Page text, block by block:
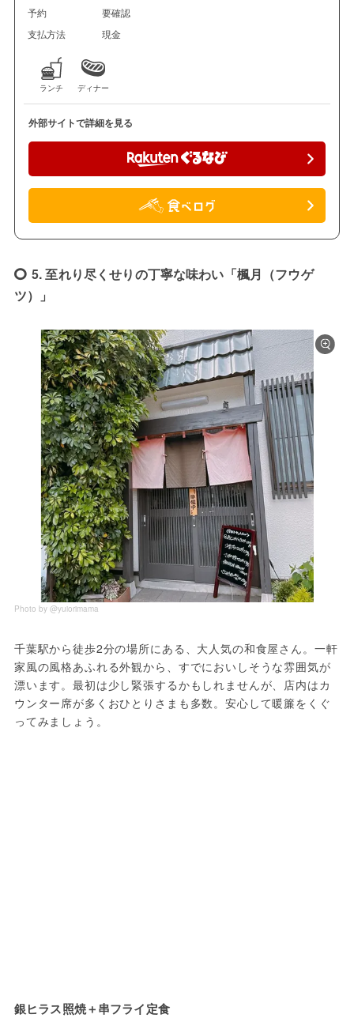
予約
要確認
支払方法
現金
ランチ ディナー
外部サイトで詳細を見る
5. 至れり尽くせりの丁寧な味わい「楓月（フウゲ
ツ）」
Photo by @yuiorimama
千葉駅から徒歩2分の場所にある、大人気の和食屋さん。一軒
家風の風格あふれる外観から、すでにおいしそうな雰囲気が
漂います。最初は少し緊張するかもしれませんが、店内はカ
ウンター席が多くおひとりさまも多数。安心して暖簾をくぐ
ってみましょう。
銀ヒラス照焼＋串フライ定食